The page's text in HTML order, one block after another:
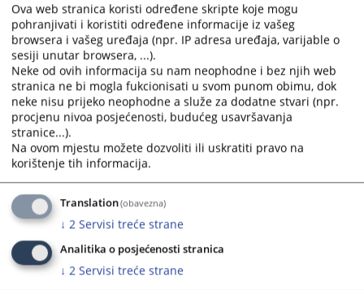
Ova web stranica koristi određene skripte koje mogu
pohranjivati i koristiti određene informacije iz vašeg
browsera i vašeg uređaja (npr. IP adresa uređaja, varijable o
sesiji unutar browsera, ...).
Neke od ovih informacija su nam neophodne i bez njih web
stranica ne bi mogla fukcionisati u svom punom obimu, dok
neke nisu prijeko neophodne a služe za dodatne stvari (npr.
procjenu nivoa posjećenosti, budućeg usavršavanja
stranice...).
Na ovom mjestu možete dozvoliti ili uskratiti pravo na
korištenje tih informacija.
Translation(obavezna)
↓ 2 Servisi treće strane
Analitika o posjećenosti stranica
↓ 2 Servisi treće strane